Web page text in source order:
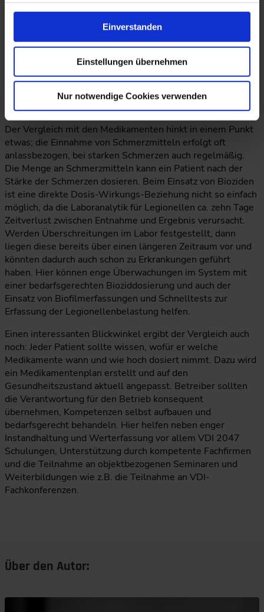
Einverstanden
Einstellungen übernehmen
Nur notwendige Cookies verwenden
Der Einsatz von Bioziden kann mit dem Einsatz von
Medikamenten (z.B. Antibiotika oder Schmerzmittel) bei der
Schulmedizin verglichen werden und alternative Methoden
können mit alternativen Heilmethoden (z.B.
Homöopathisch) verglichen werden. Interessant sind aus
diesem Blickwinkel dann Begriffe wie Nebenwirkungen,
Medikamentenkonsum, Antibiotikagabe,
Abwasserproblematik, Resistenzen und aktueller
Medikamentenplan.
Der Vergleich mit den Medikamenten hinkt in einem Punkt
etwas; die Einnahme von Schmerzmitteln erfolgt oft
anlassbezogen, bei starken Schmerzen auch regelmäßig.
Die Menge an Schmerzmitteln kann ein Patient nach der
Stärke der Schmerzen dosieren. Beim Einsatz von Bioziden
ist eine direkte Dosis-Wirkungs-Beziehung nicht so einfach
möglich, da die Laboranalytik für Legionellen ca. zehn Tage
Zeitverlust zwischen Entnahme und Ergebnis verursacht.
Werden Überschreitungen im Labor festgestellt, dann
liegen diese bereits über einen längeren Zeitraum vor und
könnten dadurch auch schon zu Erkrankungen geführt
haben. Hier können enge Überwachungen im System mit
einer bedarfsgerechten Bioziddosierung und auch der
Einsatz von Biofilmerfassungen und Schnelltests zur
Erfassung der Legionellenbelastung helfen.
Einen interessanten Blickwinkel ergibt der Vergleich auch
noch: Jeder Patient sollte wissen, wofür er welche
Medikamente wann und wie hoch dosiert nimmt. Dazu wird
ein Medikamentenplan erstellt und auf den
Gesundheitszustand aktuell angepasst. Betreiber sollten
die Verantwortung für den Betrieb konsequent
übernehmen, Kompetenzen selbst aufbauen und
bedarfsgerecht behandeln. Hier helfen neben enger
Instandhaltung und Werterfassung vor allem VDI 2047
Schulungen, Unterstützung durch kompetente Fachfirmen
und die Teilnahme an objektbezogenen Seminaren und
Weiterbildungen wie z.B. die Teilnahme an VDI-
Fachkonferenzen.
Über den Autor: